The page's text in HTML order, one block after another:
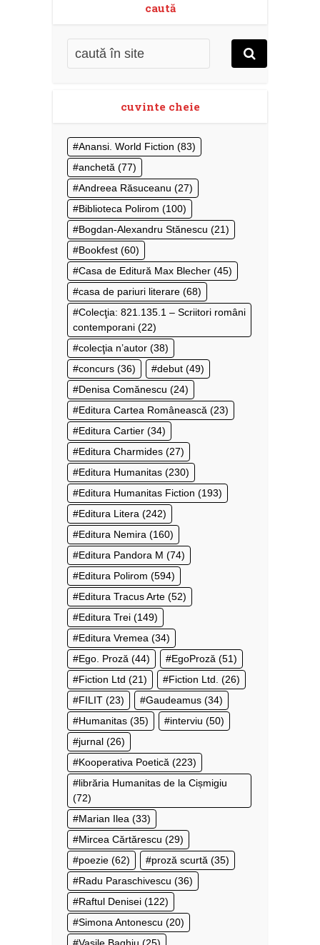
caută
cuvinte cheie
Anansi. World Fiction (83)
anchetă (77)
Andreea Răsuceanu (27)
Biblioteca Polirom (100)
Bogdan-Alexandru Stănescu (21)
Bookfest (60)
Casa de Editură Max Blecher (45)
casa de pariuri literare (68)
Colecţia: 821.135.1 – Scriitori români
contemporani (22)
colecţia n’autor (38)
concurs (36) debut (49)
Denisa Comănescu (24)
Editura Cartea Românească (23)
Editura Cartier (34)
Editura Charmides (27)
Editura Humanitas (230)
Editura Humanitas Fiction (193)
Editura Litera (242)
Editura Nemira (160)
Editura Pandora M (74)
Editura Polirom (594)
Editura Tracus Arte (52)
Editura Trei (149)
Editura Vremea (34)
Ego. Proză (44) EgoProză (51)
Fiction Ltd (21) Fiction Ltd. (26)
FILIT (23) Gaudeamus (34)
Humanitas (35) interviu (50)
jurnal (26)
Kooperativa Poetică (223)
librăria Humanitas de la Cișmigiu
(72)
Marian Ilea (33)
Mircea Cărtărescu (29)
poezie (62) proză scurtă (35)
Radu Paraschivescu (36)
Raftul Denisei (122)
Simona Antonescu (20)